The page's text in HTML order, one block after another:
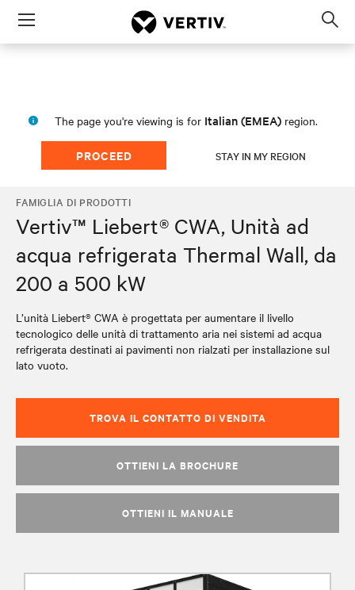
Menu
The page you're viewing is for Italian (EMEA) region.
PROCEED STAY IN MY REGION
FAMIGLIA DI PRODOTTI
Vertiv™ Liebert® CWA, Unità ad
acqua refrigerata Thermal Wall, da
200 a 500 kW
L’unità Liebert® CWA è progettata per aumentare il livello
tecnologico delle unità di trattamento aria nei sistemi ad acqua
refrigerata destinati ai pavimenti non rialzati per installazione sul
lato vuoto.
TROVA IL CONTATTO DI VENDITA
OTTIENI LA BROCHURE
OTTIENI IL MANUALE